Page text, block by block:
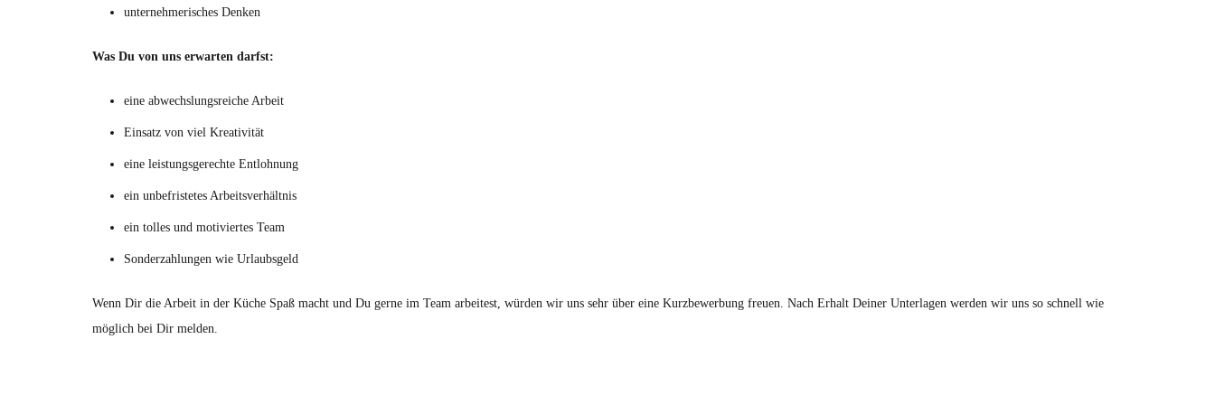
unternehmerisches Denken
Was Du von uns erwarten darfst:
eine abwechslungsreiche Arbeit
Einsatz von viel Kreativität
eine leistungsgerechte Entlohnung
ein unbefristetes Arbeitsverhältnis
ein tolles und motiviertes Team
Sonderzahlungen wie Urlaubsgeld
Wenn Dir die Arbeit in der Küche Spaß macht und Du gerne im Team arbeitest, würden wir uns sehr über eine Kurzbewerbung freuen. Nach Erhalt Deiner Unterlagen werden wir uns so schnell wie
möglich bei Dir melden.